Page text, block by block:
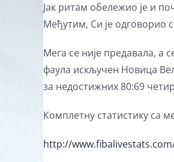
Јак ритам обележио је и
Међутим, Си је одговорио
Мега се није предавала, а
фаула искључен Новица
за недостижних 80:69
Комплетну статистику са
http://